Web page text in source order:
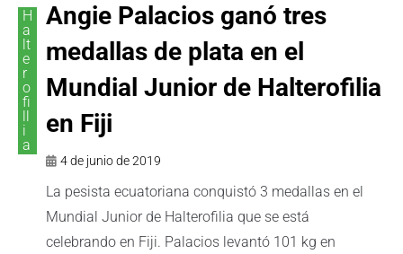
H
a
lt
e
r
o
fi
i
a
Angie Palacios ganó tres
medallas de plata en el
Mundial Junior de Halterofilia
en Fiji
4 de junio de 2019
La pesista ecuatoriana conquistó 3 medallas en el
Mundial Junior de Halterofilia que se está
celebrando en Fiji. Palacios levantó 101 kg en